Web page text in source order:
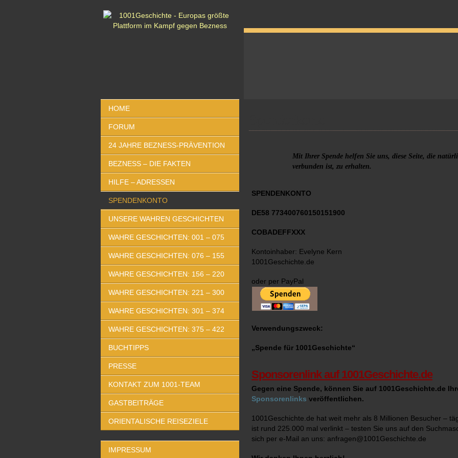
HOME
FORUM
24 JAHRE BEZNESS-PRÄVENTION
BEZNESS – DIE FAKTEN
HILFE – ADRESSEN
SPENDENKONTO
UNSERE WAHREN GESCHICHTEN
WAHRE GESCHICHTEN: 001 – 075
WAHRE GESCHICHTEN: 076 – 155
WAHRE GESCHICHTEN: 156 – 220
WAHRE GESCHICHTEN: 221 – 300
WAHRE GESCHICHTEN: 301 – 374
WAHRE GESCHICHTEN: 375 – 422
BUCHTIPPS
PRESSE
KONTAKT ZUM 1001-TEAM
GASTBEITRÄGE
ORIENTALISCHE REISEZIELE
IMPRESSUM
Mit Ihrer Spende helfen Sie uns, diese Seite, die
verbunden ist, zu erhalten.
SPENDENKONTO
DE58 773400760150151900
COBADEFFXXX
Kontoinhaber: Evelyne Kern
1001Geschichte.de
oder per PayPal
Verwendungszweck:
„Spende für 1001Geschichte“
Sponsorenlink auf 1001Geschichte.de
Gegen eine Spende, können Sie auf 1001Geschichte.de
Sponsorenlinks veröffentlichen.
1001Geschichte.de hat weit mehr als 8 Millionen Besucher –
ist rund 225.000 mal verlinkt – testen Sie uns auf den
sich per e-Mail an uns: anfragen@1001Geschichte.de